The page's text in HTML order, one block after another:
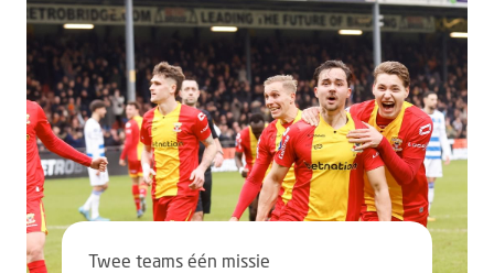
Twee teams één missie